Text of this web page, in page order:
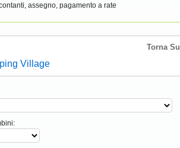
assegno, pagamento a rate
Torna Su
Village